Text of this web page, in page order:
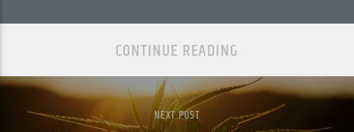
CONTINUE READING
NEXT POST